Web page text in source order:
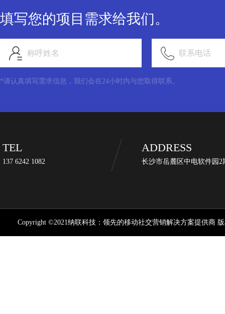
填写您的项目需求给我们。
称呼姓名 联系电话
*请认真填写需求信息，我们会在24小时内与您取得联系。
TEL
137 6242 1082
ADDRESS
长沙市岳麓区中电软件园2
Copyright ©2021纳联科技：领先的移动社交营销解决方案提供商